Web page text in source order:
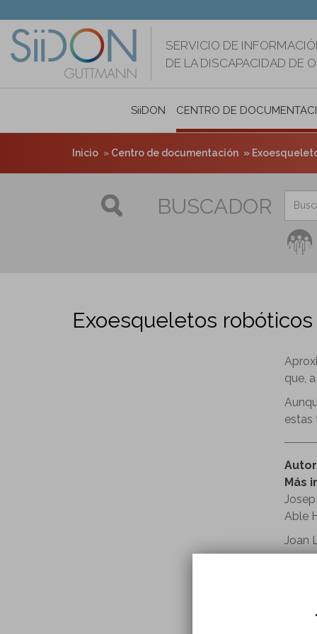
contenido
principal
SERVICIO DE
DE LA DISCAPACIDAD DE
SiiDON CENTRO DE
Inicio Centro de documentación
BUSCADOR
Exoesqueletos
que,
estas
Más
Able
Joan